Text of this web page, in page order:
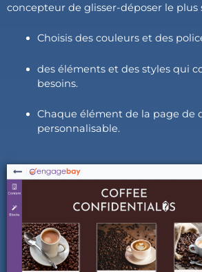
concepteur de glisser-déposer le plus
Choisis des couleurs et des
des éléments et des styles qui
besoins.
Chaque élément de la page de
personnalisable.